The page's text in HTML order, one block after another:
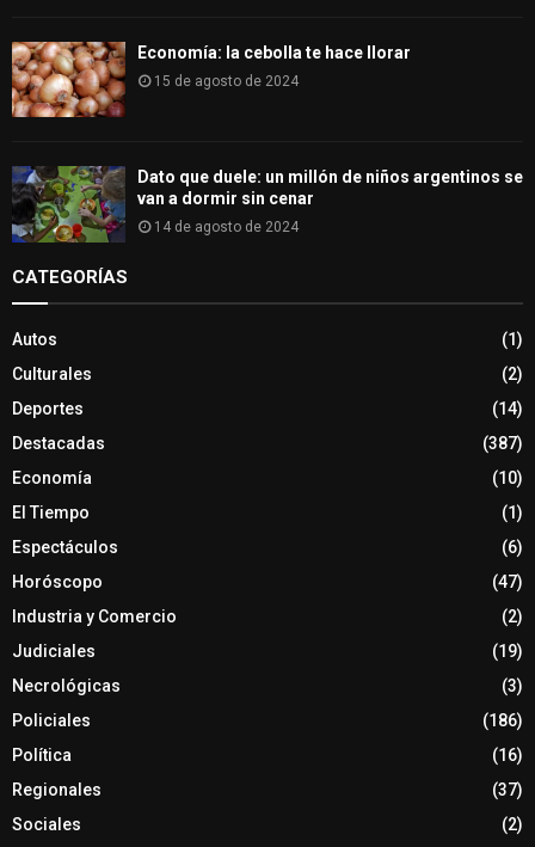
Economía: la cebolla te hace llorar
15 de agosto de 2024
Dato que duele: un millón de niños argentinos se
van a dormir sin cenar
14 de agosto de 2024
CATEGORÍAS
Autos
(1)
Culturales
(2)
Deportes
(14)
Destacadas
(387)
Economía
(10)
El Tiempo
(1)
Espectáculos
(6)
Horóscopo
(47)
Industria y Comercio
(2)
Judiciales
(19)
Necrológicas
(3)
Policiales
(186)
Política
(16)
Regionales
(37)
Sociales
(2)